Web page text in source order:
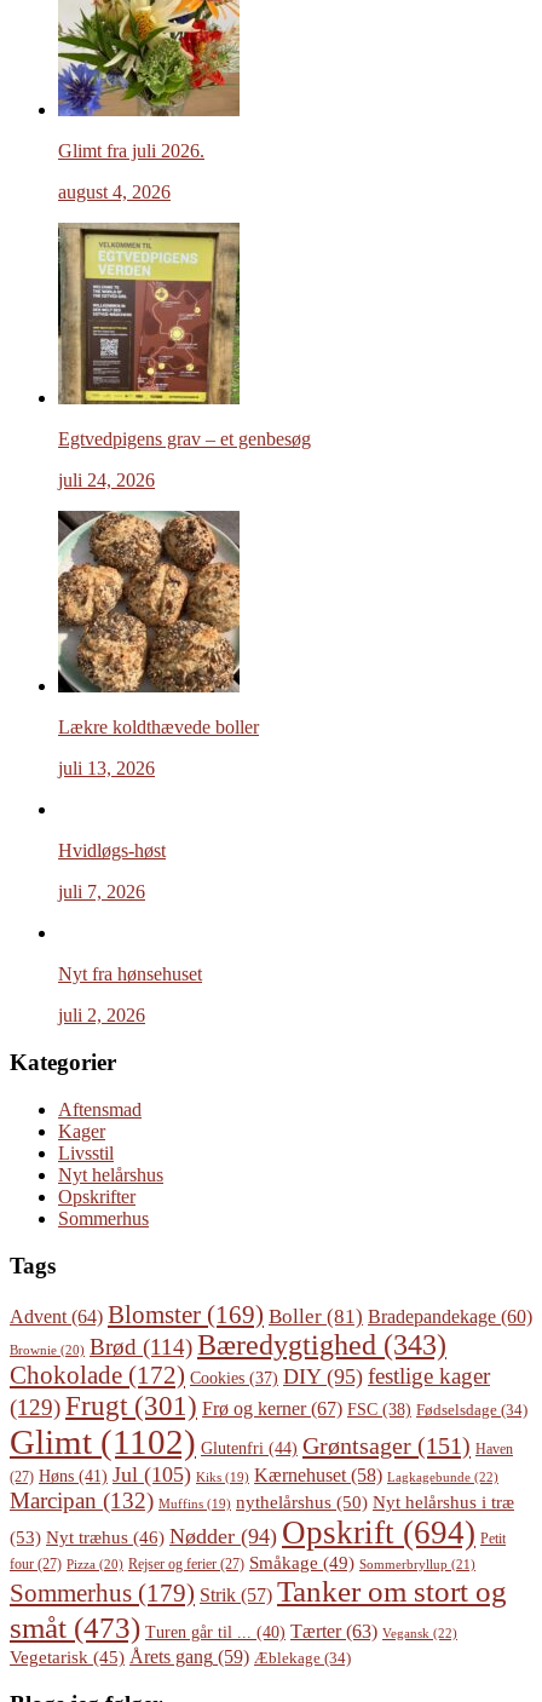
Glimt fra juli 2026.
august 4, 2026
Egtvedpigens grav – et genbesøg
juli 24, 2026
Lækre koldthævede boller
juli 13, 2026
Hvidløgs-høst
juli 7, 2026
Nyt fra hønsehuset
juli 2, 2026
Kategorier
Aftensmad
Kager
Livsstil
Nyt helårshus
Opskrifter
Sommerhus
Tags
Advent (64) Blomster (169) Boller (81) Bradepandekage (60)
Brownie (20) Brød (114)Bæredygtighed (343)
Chokolade (172) Cookies (37) DIY(95) festlige kager
(129)Frugt(301) Frø og kerner(67) FSC (38) Fødselsdage (34)
Glimt (1102) Glutenfri (44) Grøntsager (151) Haven
(27) Høns (41) Jul (105) Kiks (19) Kærnehuset (58) Lagkagebunde (22)
Marcipan (132) Muffins (19) nythelårshus (50) Nyt helårshus i træ
(53) Nyt træhus (46) Nødder (94) Opskrift (694) Petit
four (27) Pizza (20) Rejser og ferier (27) Småkage (49) Sommerbryllup (21)
Sommerhus (179) Strik (57) Tanker om stort og
småt (473) Turen går til ... (40) Tærter(63) Vegansk (22)
Vegetarisk (45) Årets gang (59) Æblekage (34)